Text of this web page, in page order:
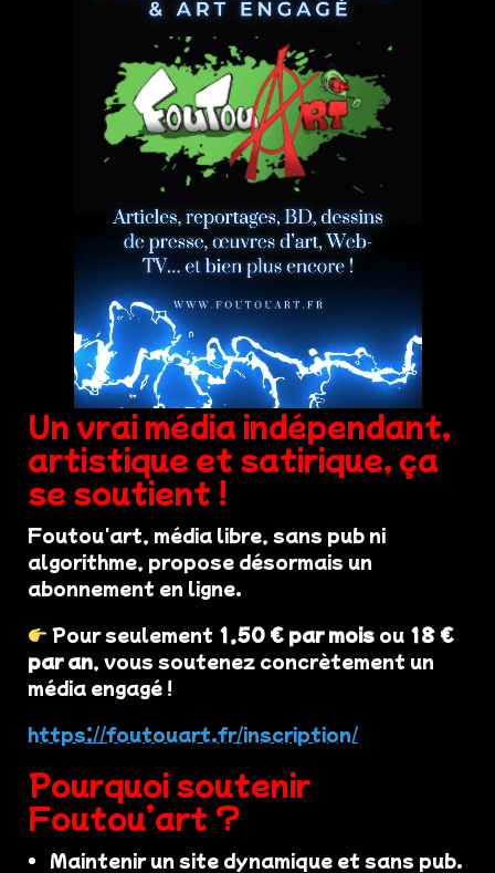
Un vrai média indépendant,
artistique et satirique, ça
se soutient !
Foutou'art, média libre, sans pub ni
algorithme, propose désormais un
abonnement en ligne.
Pour seulement 1,50 € par mois ou 18 €
par an, vous soutenez concrètement un
média engagé !
https://foutouart.fr/inscription/
Pourquoi soutenir
Foutou’art ?
Maintenir un site dynamique et sans pub.